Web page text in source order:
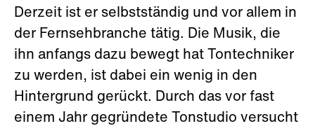
Derzeit ist er selbstständig und vor allem in
der Fernsehbranche tätig. Die Musik, die
ihn anfangs dazu bewegt hat Tontechniker
zu werden, ist dabei ein wenig in den
Hintergrund gerückt. Durch das vor fast
einem Jahr gegründete Tonstudio versucht